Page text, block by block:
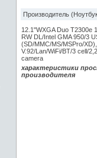
Производитель
12.1"WXGA Duo T2300e
RW DL/Intel GMA 950/3
(SD/MMC/MS/MSPro/
V.92/Lan/WiFi/BT/3 cell/
сamera
характеристики
производителя